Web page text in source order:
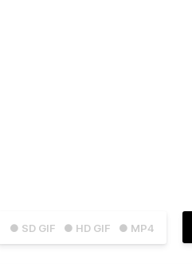
● SD GIF ● HD GIF ● MP4